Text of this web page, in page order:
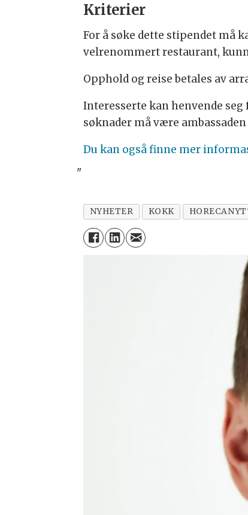
Kriterier
For å søke dette stipendet må
velrenommert restaurant,
Opphold og reise betales av
Interesserte kan henvende
søknader må være
Du kan også finne mer
"
NYHETER KOKK